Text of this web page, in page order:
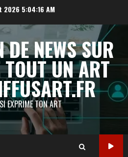
2026 5:04:17 AM
DE NEWS SUR
UN ART
EXPRIME TON ART